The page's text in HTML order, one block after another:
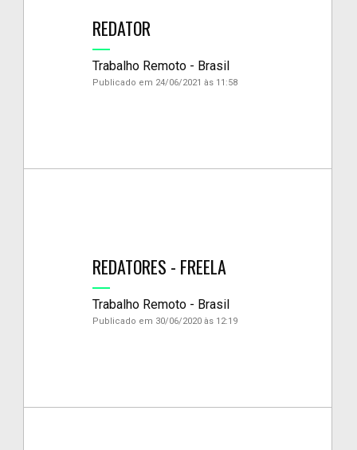
REDATOR
Trabalho Remoto - Brasil
Publicado em 24/06/2021 às 11:58
REDATORES - FREELA
Trabalho Remoto - Brasil
Publicado em 30/06/2020 às 12:19